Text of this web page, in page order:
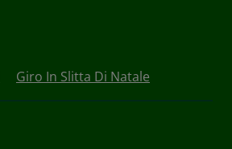
Giro In Slitta Di Natale